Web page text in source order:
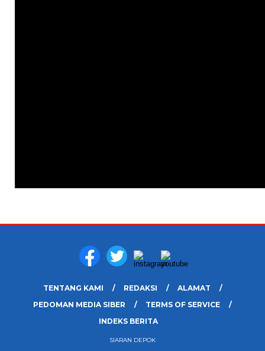
TENTANG KAMI REDAKSI
ALAMAT
PEDOMAN MEDIA SIBER
TERMS OF SERVICE
INDEKS BERITA
SIARAN DEPOK